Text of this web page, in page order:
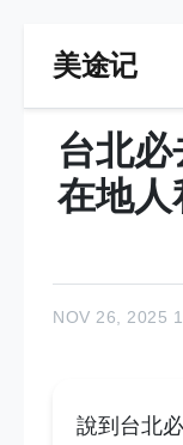
美途记
台北必
在地人
NOV 26, 2025
說到台北